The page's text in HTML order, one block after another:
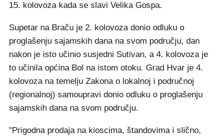
15. kolovoza kada se slavi Velika Gospa.
Supetar na Braču je 2. kolovoza donio odluku o
proglašenju sajamskih dana na svom području, dan
nakon je isto učinio susjedni Sutivan, a 4. kolovoza je
to učinila općina Bol na istom otoku. Grad Hvar je 4.
kolovoza na temelju Zakona o lokalnoj i područnoj
(regionalnoj) samoupravi donio odluku o proglašenju
sajamskih dana na svom području.
"Prigodna prodaja na kioscima, štandovima i slično,